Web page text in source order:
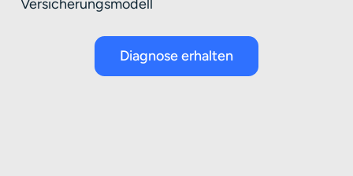
Versicherungsmodell
Diagnose erhalten